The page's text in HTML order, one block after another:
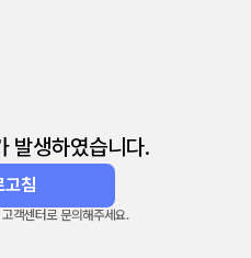
발생하였습니다.
고침
객센터로 문의해주세요.